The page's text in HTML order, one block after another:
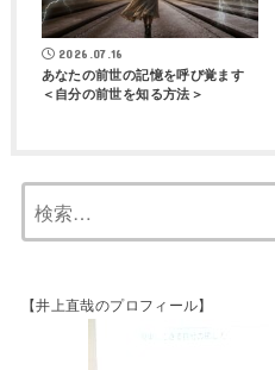
2026.07.16
あなたの前世の記憶を呼び覚ます
＜自分の前世を知る方法＞
【井上直哉のプロフィール】